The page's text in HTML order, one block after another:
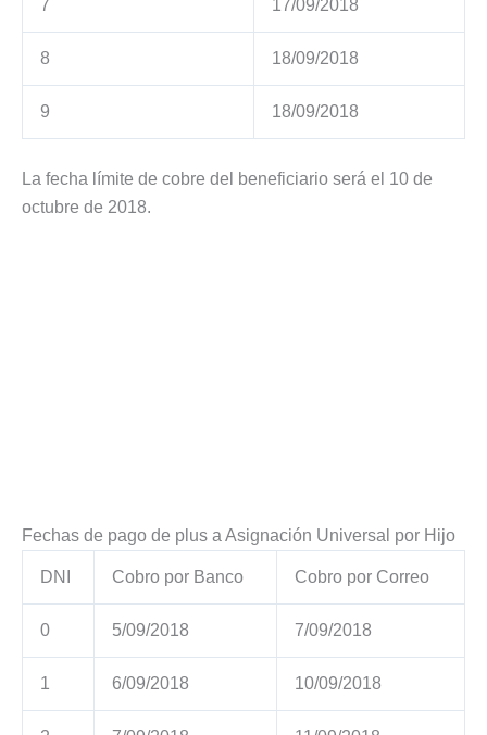
7 17/09/2018
8 18/09/2018
9 18/09/2018
La fecha límite de cobre del beneficiario será el 10 de
octubre de 2018.
Fechas de pago de plus a Asignación Universal por Hijo
DNI Cobro por Banco Cobro por Correo
0 5/09/2018 7/09/2018
1 6/09/2018 10/09/2018